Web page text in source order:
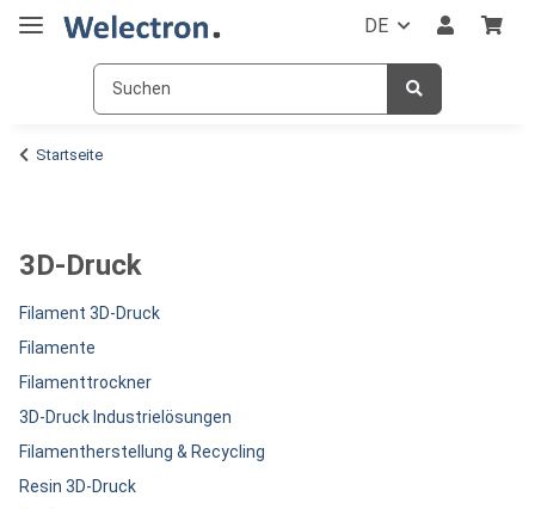
DE
Startseite
3D-Druck
Filament 3D-Druck
Filamente
Filamenttrockner
3D-Druck Industrielösungen
Filamentherstellung & Recycling
Resin 3D-Druck